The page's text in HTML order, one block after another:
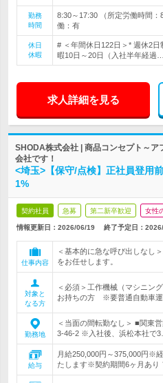
勤務
時間
8:30～17:30 （所定労働時間
働：有
休日
休暇
# ＜年間休日122日＞* 週休2
暇10日～20日（入社半年経過…
求人詳細を見る
SHODA株式会社 | 商品コンセプト～ア
会社です！
<埼玉>【保守/点検】正社員登
1%
契約社員 急募 第二新卒歓迎 女性
情報更新日：2026/06/19 終了予定日：
仕事内容
＜基本的に急な呼び出しなし
をお任せします。
対象と
なる方
＜必須＞工作機械（マシニン
お持ちの方 ※要普通自動車
勤務地
＜当面の間転勤なし＞ ■関東
3-46-2 ※入社後、浜松本社で
給与
月給250,000円～375,000円※
たします※契約期間6ヶ月あり